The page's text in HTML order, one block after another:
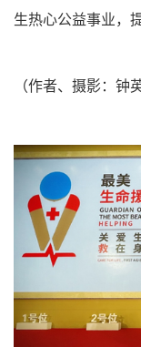
生热心公益事业，
（作者、摄影：钟